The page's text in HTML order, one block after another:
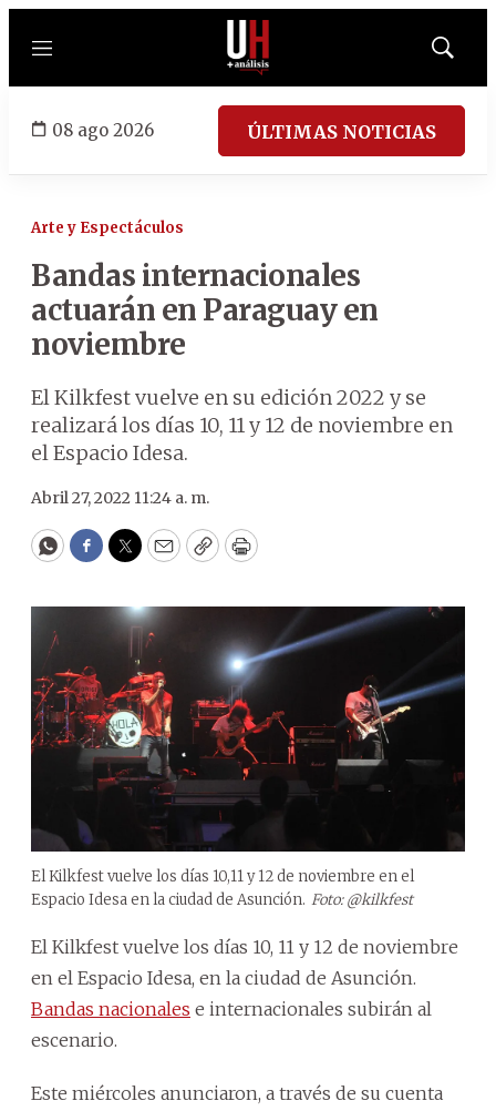
Menú
Mostrar
08 ago 2026 ÚLTIMAS NOTICIAS
Arte y Espectáculos
Bandas internacionales
actuarán en Paraguay en
noviembre
El Kilkfest vuelve en su edición 2022 y se
realizará los días 10, 11 y 12 de noviembre en
el Espacio Idesa.
Abril 27, 2022 11:24 a. m.
WhatsApp
Facebook
Twitter
EmailCopyPrint
El Kilkfest vuelve los días 10,11 y 12 de noviembre en el
Espacio Idesa en la ciudad de Asunción. Foto: @kilkfest
El Kilkfest vuelve los días 10, 11 y 12 de noviembre
en el Espacio Idesa, en la ciudad de Asunción.
Bandas nacionales e internacionales subirán al
escenario.
Este miércoles anunciaron, a través de su cuenta